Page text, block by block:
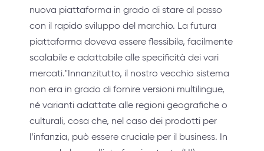
nuova piattaforma in grado di stare al passo
con il rapido sviluppo del marchio. La futura
piattaforma doveva essere flessibile, facilmente
scalabile e adattabile alle specificità dei vari
mercati."Innanzitutto, il nostro vecchio sistema
non era in grado di fornire versioni multilingue,
né varianti adattate alle regioni geografiche o
culturali, cosa che, nel caso dei prodotti per
l’infanzia, può essere cruciale per il business. In